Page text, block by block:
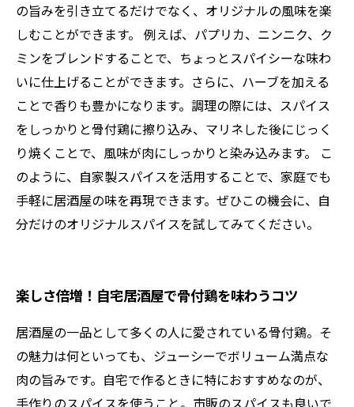
の旨みを引き立てるだけでなく、オリジナルの風味を楽
しむことができます。 例えば、パプリカ、ニンニク、ク
ミンをブレンドすることで、ちょっとスパイシーな味わ
いに仕上げることができます。さらに、ハーブを加える
ことで香りも豊かになります。調理の際には、スパイス
をしっかりと骨付鶏に擦り込み、マリネした後にじっく
り焼くことで、風味が肉にしっかりと染み込みます。 こ
のように、自家製スパイスを活用することで、家庭でも
手軽に居酒屋の味を再現できます。ぜひこの機会に、自
分だけのオリジナルスパイスを試してみてください。
楽しさ倍増！自宅居酒屋で骨付鶏を味わうコツ
居酒屋の一品として多くの人に愛されている骨付鶏。そ
の魅力は何といっても、ジューシーでボリューム満点な
肉の旨みです。自宅で作るときに特におすすめなのが、
手作りのスパイスを使うこと。市販のスパイスも良いで